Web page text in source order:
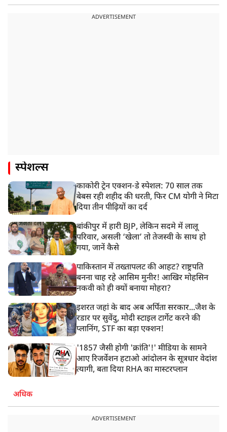
ADVERTISEMENT
स्पेशल्स
काकोरी ट्रेन एक्शन-डे स्पेशल: 70 साल तक
बेबस रही शहीद की धरती, फिर CM योगी ने मिटा
दिया तीन पीढ़ियों का दर्द
बांकीपुर में हारी BJP, लेकिन सदमे में लालू
परिवार, असली ‘खेला’ तो तेजस्वी के साथ हो
गया, जानें कैसे
पाकिस्तान में तख्तापलट की आहट? राष्ट्रपति
बनना चाह रहे आसिम मुनीर! आखिर मोहसिन
नकवी को ही क्यों बनाया मोहरा?
इशरत जहां के बाद अब अर्पिता सरकार...जैश के
रडार पर सुवेंदु, मोदी स्टाइल टार्गेट करने की
प्लानिंग, STF का बड़ा एक्शन!
'1857 जैसी होगी 'क्रांति'!' मीडिया के सामने
आए रिजर्वेशन हटाओ आंदोलन के सूत्रधार वेदांश
त्यागी, बता दिया RHA का मास्टरप्लान
अधिक
ADVERTISEMENT